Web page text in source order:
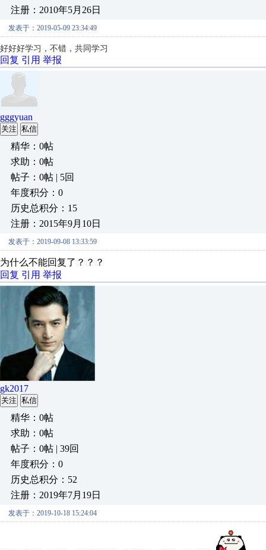
注册：2010年5月26日
发表于：2019-05-09 23:34:49
好好好学习，不错，共同学习
回复 引用 举报
gggyuan
关注 私信
精华：0帖
求助：0帖
帖子：0帖 | 5回
年度积分：0
历史总积分：15
注册：2015年9月10日
发表于：2019-09-08 13:33:59
为什么不能回复了？？？
回复 引用 举报
gk2017
关注 私信
精华：0帖
求助：0帖
帖子：0帖 | 39回
年度积分：0
历史总积分：52
注册：2019年7月19日
发表于：2019-10-18 15:24:04